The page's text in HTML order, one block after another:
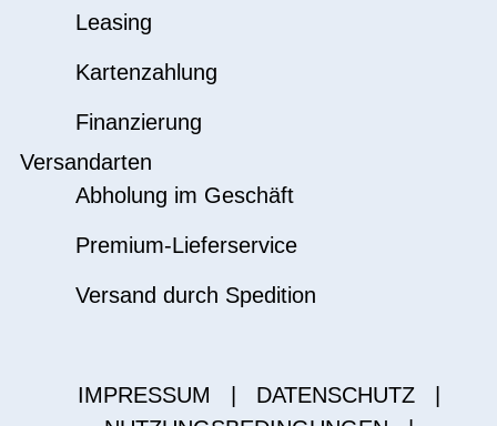
Leasing
Kartenzahlung
Finanzierung
Versandarten
Abholung im Geschäft
Premium-Lieferservice
Versand durch Spedition
IMPRESSUM DATENSCHUTZ